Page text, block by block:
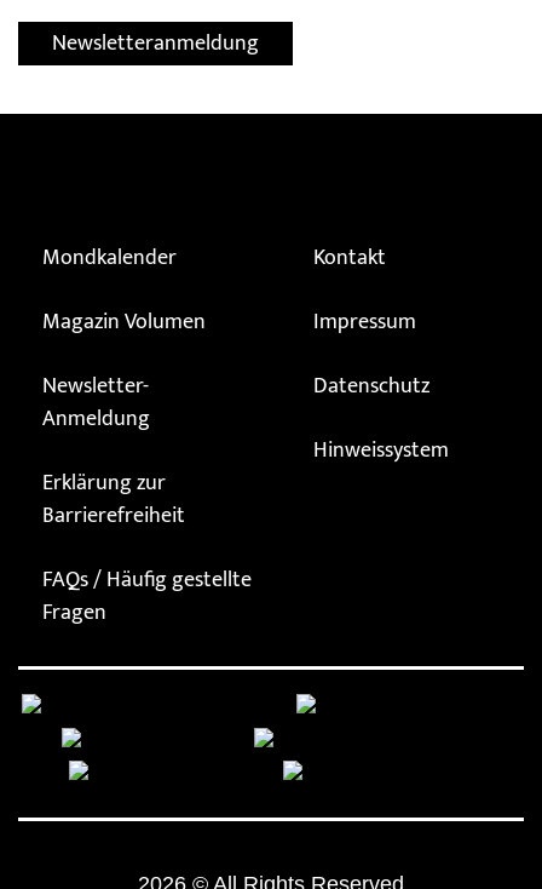
Newsletteranmeldung
Mondkalender
Magazin Volumen
Newsletter-
Anmeldung
Erklärung zur
Barrierefreiheit
FAQs / Häufig gestellte
Fragen
Kontakt
Impressum
Datenschutz
Hinweissystem
2026 © All Rights Reserved